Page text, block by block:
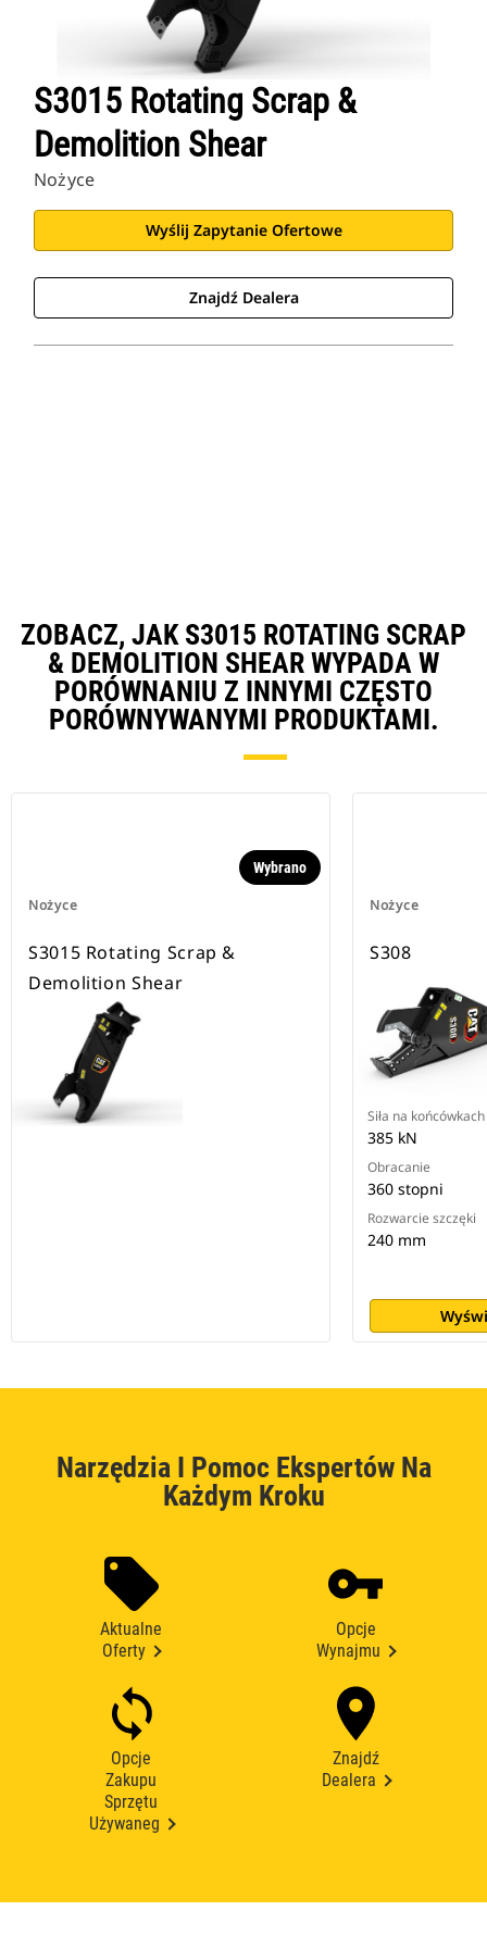
S3015 Rotating Scrap &
Demolition Shear
Nożyce
Wyślij Zapytanie Ofertowe
Znajdź Dealera
ZOBACZ, JAK S3015 ROTATING SCRAP
& DEMOLITION SHEAR WYPADA W
PORÓWNANIU Z INNYMI CZĘSTO
PORÓWNYWANYMI PRODUKTAMI.
Nożyce
Wybrano
S3015 Rotating Scrap &
Demolition Shear
Nożyce
S308
Siła na końcówkach
385 kN
Obracanie
360 stopni
Rozwarcie szczęki
240 mm
Narzędzia I Pomoc Ekspertów Na
Każdym Kroku
Aktualne
Oferty
Opcje
Wynajmu
Opcje
Zakupu
Sprzętu
Używaneg
Znajdź
Dealera